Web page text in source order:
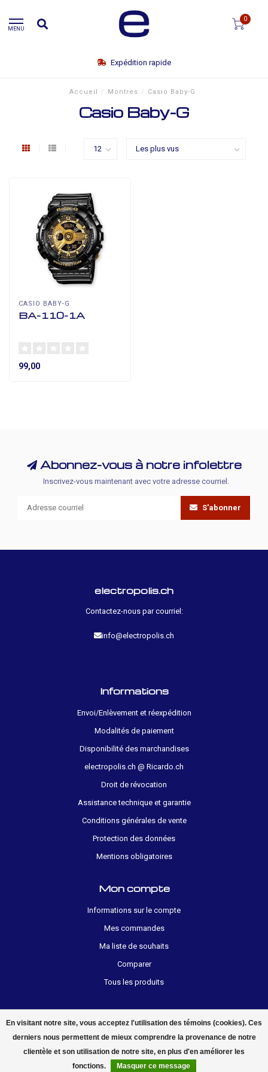
MENU
0
Expédition rapide
Accueil / Montres / Casio Baby-G
Casio Baby-G
CASIO BABY-G
BA-110-1A
99,00
En visitant notre site, vous acceptez l'utilisation des témoins (cookies). Ces
derniers nous permettent de mieux comprendre la provenance de notre
clientèle et son utilisation de notre site, en plus d'en améliorer les
fonctions.
Masquer ce message
Abonnez-vous à notre infolettre
Inscrivez-vous maintenant avec votre adresse courriel.
S'abonner
electropolis.ch
Contactez-nous par courriel:
info@electropolis.ch
Informations
Envoi/Enlèvement et réexpédition
Modalités de paiement
Disponibilité des marchandises
electropolis.ch @ Ricardo.ch
Droit de révocation
Assistance technique et garantie
Conditions générales de vente
Protection des données
Mentions obligatoires
Mon compte
Informations sur le compte
Mes commandes
Ma liste de souhaits
Comparer
Tous les produits
© 2026 electropolis.ch